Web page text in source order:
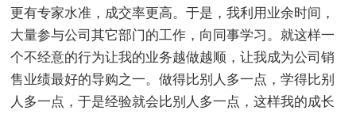
更有专家水准，成交率更高。于是，我利用业余时间，
大量参与公司其它部门的工作，向同事学习。就这样一
个不经意的行为让我的业务越做越顺，让我成为公司销
售业绩最好的导购之一。做得比别人多一点，学得比别
人多一点，于是经验就会比别人多一点，这样我的成长